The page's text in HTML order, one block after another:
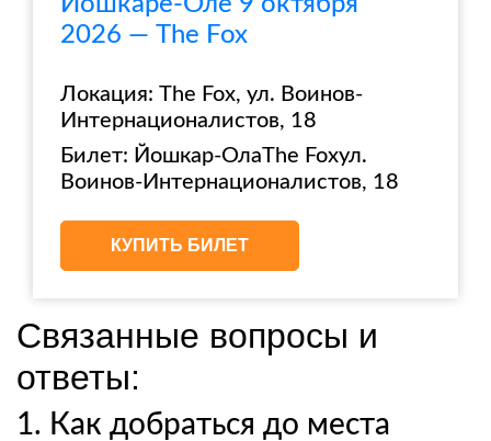
2026 — The Fox
Локация: The Fox, ул. Воинов-
Интернационалистов, 18
Билет: Йошкар-ОлаThe Foxул.
Воинов-Интернационалистов, 18
КУПИТЬ БИЛЕТ
Связанные вопросы и
ответы:
1. Как добраться до места